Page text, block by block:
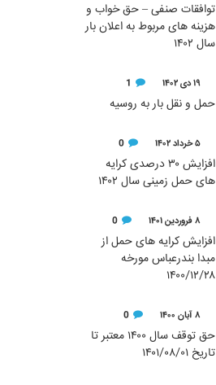
توافقات صنفی – حق خواب و
هزینه های مربوط به اعلان بار
سال ۱۴۰۲
۱۹ دی ۱۴۰۲ 1
حمل و نقل بار به روسیه
۵ خرداد ۱۴۰۲ 0
افزایش ۳۰ درصدی کرایه
های حمل زمینی سال ۱۴۰۲
۸ فروردین ۱۴۰۱ 0
افزایش کرایه های حمل از
مبدا بندرعباس مورخه
۱۴۰۰/۱۲/۲۸
۸ آبان ۱۴۰۰ 0
حق توقف سال ۱۴۰۰ معتبر تا
تاریخ ۱۴۰۱/۰۸/۰۱